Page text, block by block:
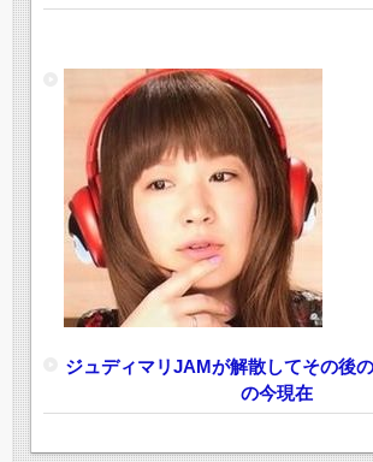
ジュディマリJAMが解散してその後
の今現在